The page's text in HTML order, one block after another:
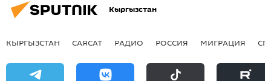
Кыргызстан
КЫРГЫЗСТАН САЯСАТ РАДИО РОССИЯ МИГРАЦИЯ